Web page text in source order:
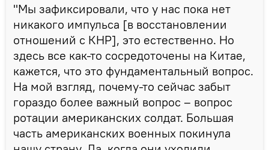
"Мы зафиксировали, что у нас пока нет
никакого импульса [в восстановлении
отношений с КНР], это естественно. Но
здесь все как-то сосредоточены на Китае,
кажется, что это фундаментальный вопрос.
На мой взгляд, почему-то сейчас забыт
гораздо более важный вопрос – вопрос
ротации американских солдат. Большая
часть американских военных покинула